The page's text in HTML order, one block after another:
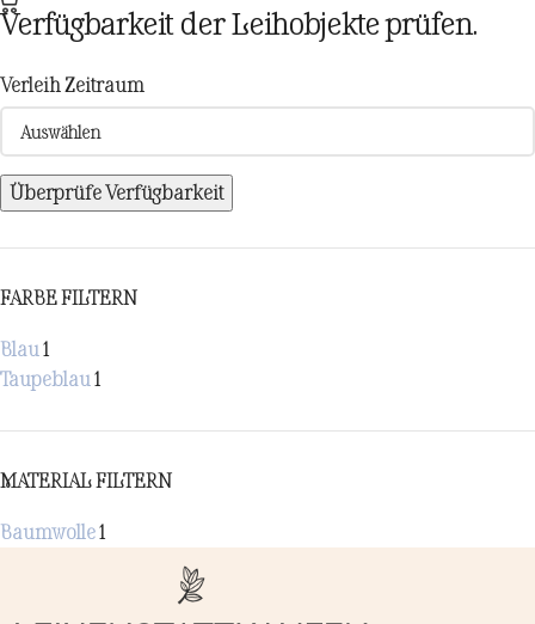
Verfügbarkeit der Leihobjekte prüfen.
Verleih Zeitraum
Überprüfe Verfügbarkeit
FARBE FILTERN
Blau1
Taupeblau1
MATERIAL FILTERN
Baumwolle1